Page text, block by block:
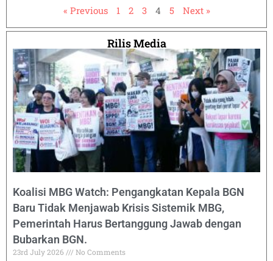
« Previous 1 2 3 4 5 Next »
Rilis Media
Koalisi MBG Watch: Pengangkatan Kepala BGN
Baru Tidak Menjawab Krisis Sistemik MBG,
Pemerintah Harus Bertanggung Jawab dengan
Bubarkan BGN.
23rd July 2026
No Comments